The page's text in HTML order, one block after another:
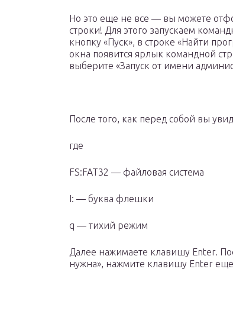
Но это еще не все — вы можете
строки! Для этого запускаем
кнопку «Пуск», в строке «Найти
окна появится ярлык командной
выберите «Запуск от имени
После того, как перед собой вы
где
FS:FAT32 — файловая система
I: — буква флешки
q — тихий режим
Далее нажимаете клавишу Enter.
нужна», нажмите клавишу Enter